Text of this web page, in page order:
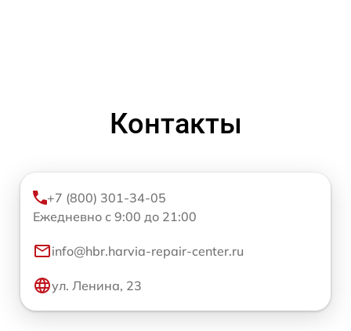
Контакты
+7 (800) 301-34-05
Ежедневно с 9:00 до 21:00
info@hbr.harvia-repair-center.ru
ул. Ленина, 23